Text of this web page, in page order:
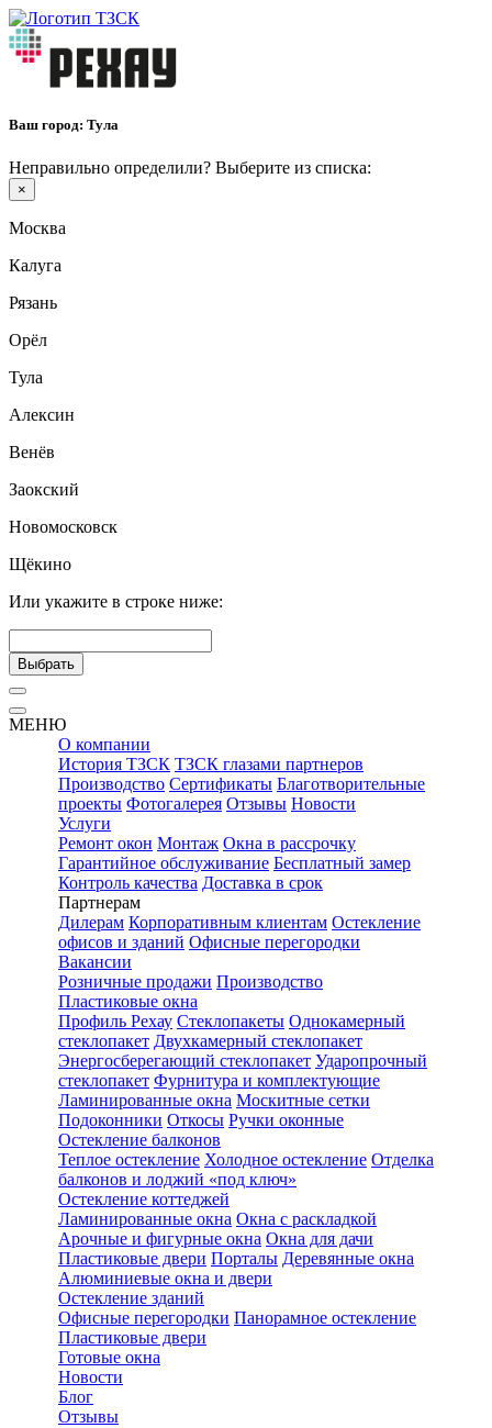
Ваш город: Тула
Неправильно определили? Выберите из списка:
×
Москва
Калуга
Рязань
Орёл
Тула
Алексин
Венёв
Заокский
Новомосковск
Щёкино
Или укажите в строке ниже:
Выбрать
МЕНЮ
О компании
История ТЗСК ТЗСК глазами партнеров
Производство Сертификаты Благотворительные
проекты Фотогалерея Отзывы Новости
Услуги
Ремонт окон Монтаж Окна в рассрочку
Гарантийное обслуживание Бесплатный замер
Контроль качества Доставка в срок
Партнерам
Дилерам Корпоративным клиентам Остекление
офисов и зданий Офисные перегородки
Вакансии
Розничные продажи Производство
Пластиковые окна
Профиль Рехау Стеклопакеты Однокамерный
стеклопакет Двухкамерный стеклопакет
Энергосберегающий стеклопакет Ударопрочный
стеклопакет Фурнитура и комплектующие
Ламинированные окна Москитные сетки
Подоконники Откосы Ручки оконные
Остекление балконов
Теплое остекление Холодное остекление Отделка
балконов и лоджий «под ключ»
Остекление коттеджей
Ламинированные окна Окна с раскладкой
Арочные и фигурные окна Окна для дачи
Пластиковые двери Порталы Деревянные окна
Алюминиевые окна и двери
Остекление зданий
Офисные перегородки Панорамное остекление
Пластиковые двери
Готовые окна
Новости
Блог
Отзывы